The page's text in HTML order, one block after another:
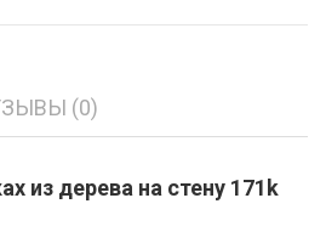
(0)
из дерева на стену 171k